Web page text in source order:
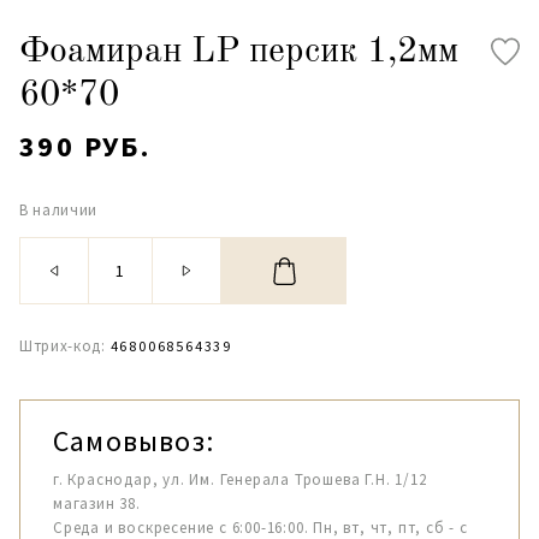
Фоамиран LP персик 1,2мм
60*70
390 РУБ.
В наличии
Штрих-код: 4680068564339
Самовывоз:
г. Краснодар, ул. Им. Генерала Трошева Г.Н. 1/12
магазин 38.
Среда и воскресение с 6:00-16:00. Пн, вт, чт, пт, сб - с